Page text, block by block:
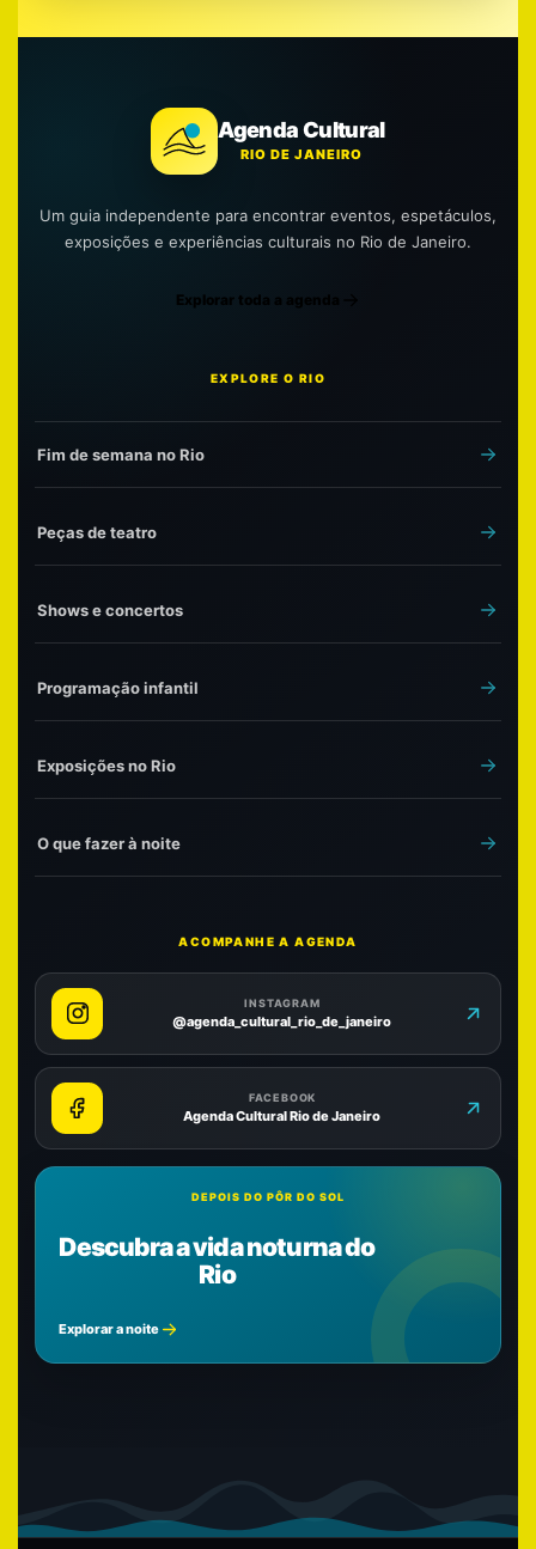
Agenda Cultural
RIO DE JANEIRO
Um guia independente para encontrar eventos, espetáculos,
exposições e experiências culturais no Rio de Janeiro.
Explorar toda a agenda
EXPLORE O RIO
Fim de semana no Rio
Peças de teatro
Shows e concertos
Programação infantil
Exposições no Rio
O que fazer à noite
ACOMPANHE A AGENDA
INSTAGRAM
@agenda_cultural_rio_de_janeiro
FACEBOOK
Agenda Cultural Rio de Janeiro
DEPOIS DO PÔR DO SOL
Descubra a vida noturna do
Rio
Explorar a noite